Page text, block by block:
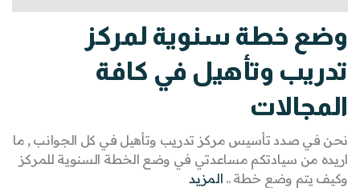
وضع خطة سنوية لمركز
تدريب وتأهيل في كافة
المجالات
نحن في صدد تأسيس مركز تدريب وتأهيل في كل الجوانب , ما
اريده من سيادتكم مساعدتي في وضع الخطة السنوية للمركز
وكيف يتم وضع خطة .. المزيد